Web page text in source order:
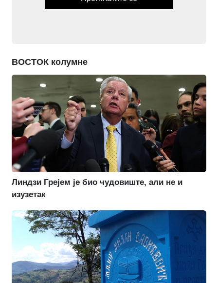
ВОСТОК колумне
Линдзи Грејем је био чудовиште, али не и
изузетак